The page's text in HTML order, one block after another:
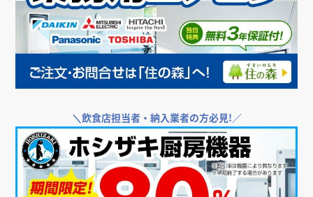
＼飲食店担当者・納入業者の方必見!／